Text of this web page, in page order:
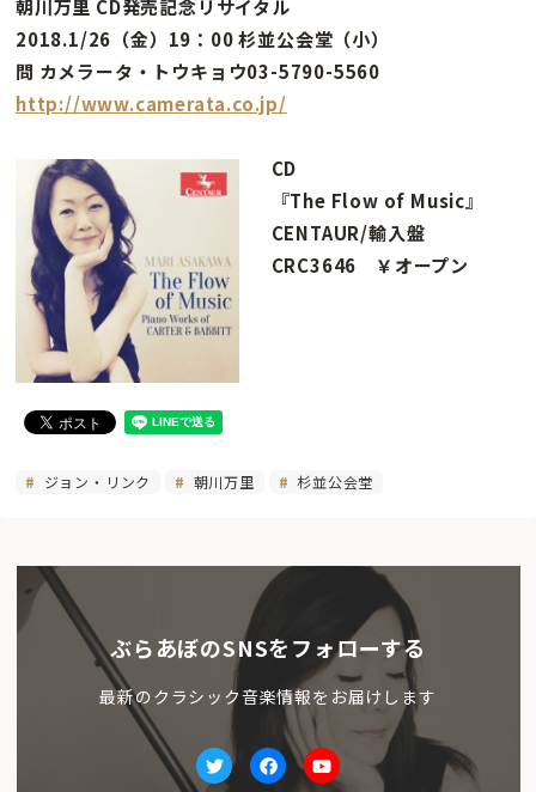
朝川万里 CD発売記念リサイタル
2018.1/26（金）19：00 杉並公会堂（小）
問 カメラータ・トウキョウ03-5790-5560
http://www.camerata.co.jp/
CD
『The Flow of Music』
CENTAUR/輸入盤
CRC3646 ￥オープン
ジョン・リンク 朝川万里 杉並公会堂
ぶらあぼのSNSをフォローする
最新のクラシック音楽情報をお届けします
TwitterfacebookYoutube